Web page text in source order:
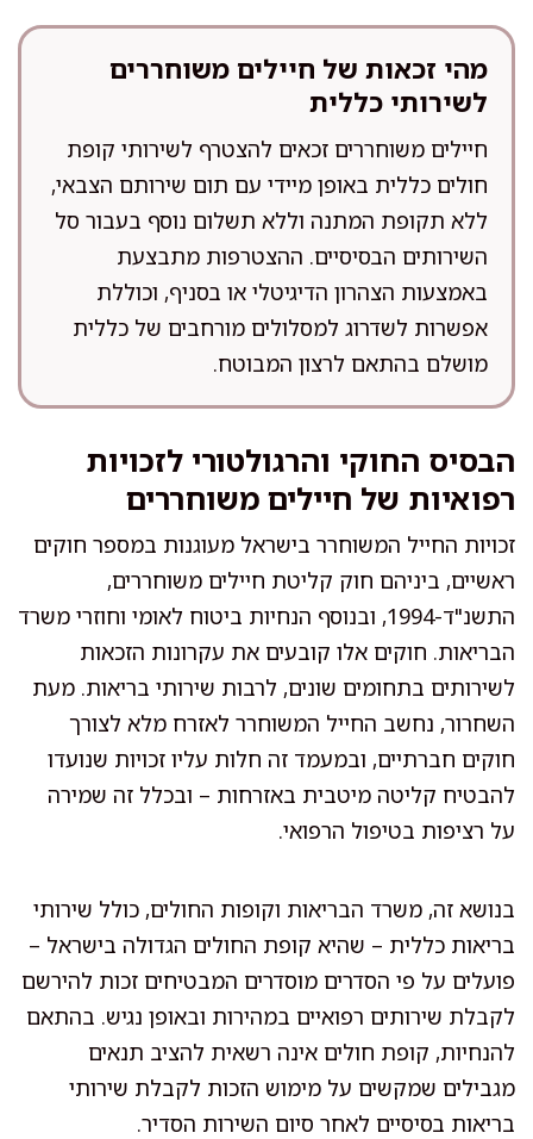
מהי זכאות של חיילים משוחררים
לשירותי כללית
חיילים משוחררים זכאים להצטרף לשירותי קופת
חולים כללית באופן מיידי עם תום שירותם הצבאי,
ללא תקופת המתנה וללא תשלום נוסף בעבור סל
השירותים הבסיסיים. ההצטרפות מתבצעת
באמצעות הצהרון הדיגיטלי או בסניף, וכוללת
אפשרות לשדרוג למסלולים מורחבים של כללית
מושלם בהתאם לרצון המבוטח.
הבסיס החוקי והרגולטורי לזכויות
רפואיות של חיילים משוחררים
זכויות החייל המשוחרר בישראל מעוגנות במספר חוקים
ראשיים, ביניהם חוק קליטת חיילים משוחררים,
התשנ"ד-1994, ובנוסף הנחיות ביטוח לאומי וחוזרי משרד
הבריאות. חוקים אלו קובעים את עקרונות הזכאות
לשירותים בתחומים שונים, לרבות שירותי בריאות. מעת
השחרור, נחשב החייל המשוחרר לאזרח מלא לצורך
חוקים חברתיים, ובמעמד זה חלות עליו זכויות שנועדו
להבטיח קליטה מיטבית באזרחות – ובכלל זה שמירה
על רציפות בטיפול הרפואי.
בנושא זה, משרד הבריאות וקופות החולים, כולל שירותי
בריאות כללית – שהיא קופת החולים הגדולה בישראל –
פועלים על פי הסדרים מוסדרים המבטיחים זכות להירשם
לקבלת שירותים רפואיים במהירות ובאופן נגיש. בהתאם
להנחיות, קופת חולים אינה רשאית להציב תנאים
מגבילים שמקשים על מימוש הזכות לקבלת שירותי
בריאות בסיסיים לאחר סיום השירות הסדיר.